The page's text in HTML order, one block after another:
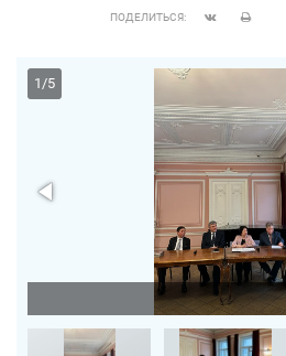
ПОДЕЛИТЬСЯ:
1/5